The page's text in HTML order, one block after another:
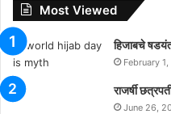
Most Viewed
हिजाबचे
February
राजर्षी
June 26,